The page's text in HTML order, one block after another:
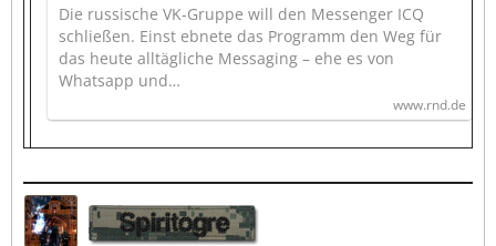
Die russische VK-Gruppe will den Messenger ICQ
schließen. Einst ebnete das Programm den Weg für
das heute alltägliche Messaging – ehe es von
Whatsapp und…
www.rnd.de
Spiritogre